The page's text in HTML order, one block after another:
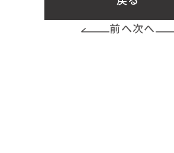
前へ次へ